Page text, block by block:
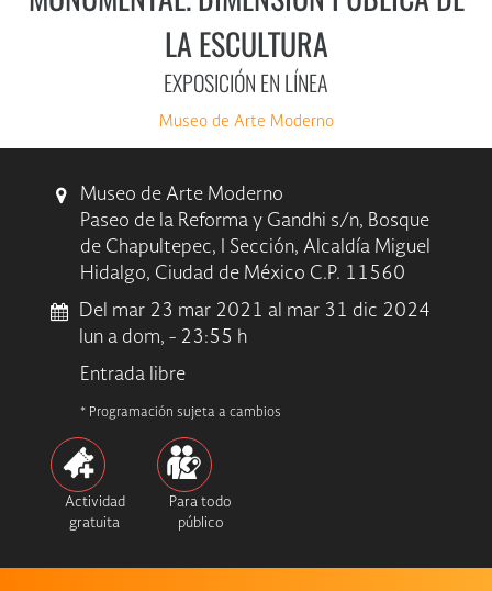
LA ESCULTURA
EXPOSICIÓN EN LÍNEA
Museo de Arte Moderno
Museo de Arte Moderno
Paseo de la Reforma y Gandhi s/n, Bosque
de Chapultepec, I Sección, Alcaldía Miguel
Hidalgo, Ciudad de México C.P. 11560
Del mar 23 mar 2021 al mar 31 dic 2024
lun a dom, - 23:55 h
Entrada libre
* Programación sujeta a cambios
Actividad
gratuita
Para todo
público